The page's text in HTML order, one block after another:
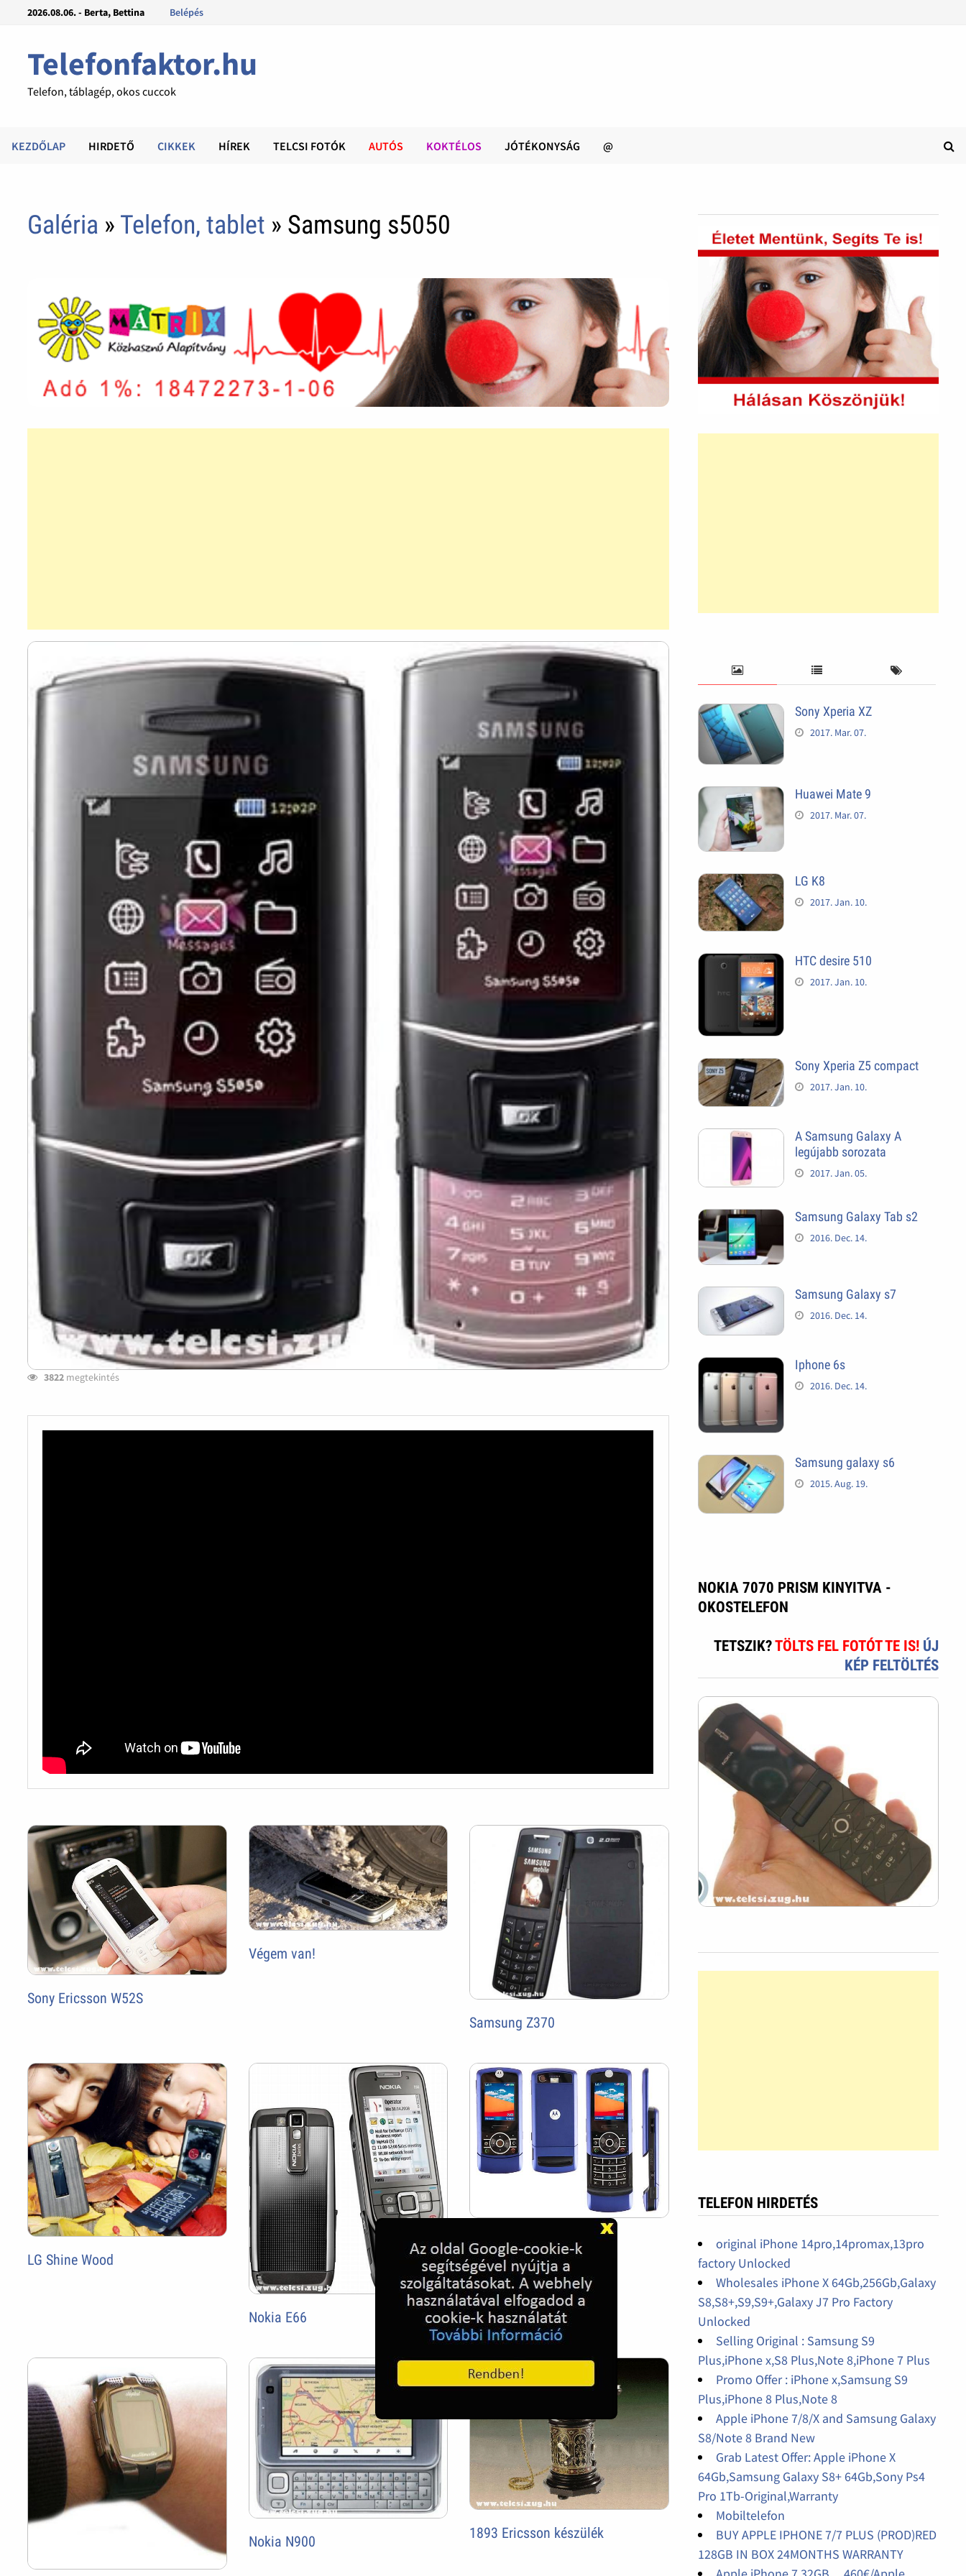
2026.08.06. - Berta, Bettina Belépés
Telefonfaktor.hu
Telefon, táblagép, okos cuccok
KEZDŐLAP HIRDETŐ CIKKEK HÍREK TELCSI FOTÓK AUTÓS KOKTÉLOS JÓTÉKONYSÁG @
Galéria » Telefon, tablet » Samsung s5050
3822 megtekintés
Sony Ericsson W52S
Végem van!
Samsung Z370
LG Shine Wood
Nokia E66
Motorola Z3
Nokia N900
1893 Ericsson készülék
Sony Xperia XZ
2017. Mar. 07.
Huawei Mate 9
2017. Mar. 07.
LG K8
2017. Jan. 10.
HTC desire 510
2017. Jan. 10.
Sony Xperia Z5 compact
2017. Jan. 10.
A Samsung Galaxy A
legújabb sorozata
2017. Jan. 05.
Samsung Galaxy Tab s2
2016. Dec. 14.
Samsung Galaxy s7
2016. Dec. 14.
Iphone 6s
2016. Dec. 14.
Samsung galaxy s6
2015. Aug. 19.
NOKIA 7070 PRISM KINYITVA -
OKOSTELEFON
TETSZIK?TÖLTS FEL FOTÓT TE IS! ÚJ
KÉP FELTÖLTÉS
TELEFON HIRDETÉS
original iPhone 14pro,14promax,13pro
factory Unlocked
Wholesales iPhone X 64Gb,256Gb,Galaxy
S8,S8+,S9,S9+,Galaxy J7 Pro Factory
Unlocked
Selling Original : Samsung S9
Plus,iPhone x,S8 Plus,Note 8,iPhone 7 Plus
Promo Offer : iPhone x,Samsung S9
Plus,iPhone 8 Plus,Note 8
Apple iPhone 7/8/X and Samsung Galaxy
S8/Note 8 Brand New
Grab Latest Offer: Apple iPhone X
64Gb,Samsung Galaxy S8+ 64Gb,Sony Ps4
Pro 1Tb-Original,Warranty
Mobiltelefon
BUY APPLE IPHONE 7/7 PLUS (PROD)RED
128GB IN BOX 24MONTHS WARRANTY